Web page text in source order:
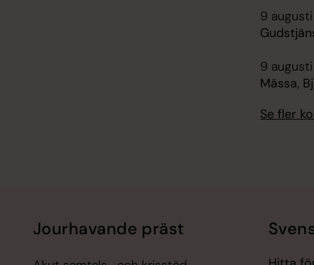
9
9
Mässa,
Se fler
Jourhavande präst